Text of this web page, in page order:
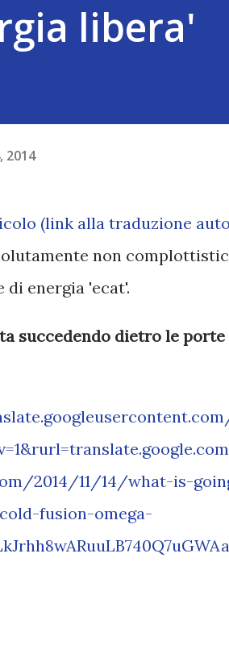
libera'
2014
(link alla traduzione
non
di energia 'ecat'.
succedendo dietro le
2014/11/14/what-is-
fusion-omega-